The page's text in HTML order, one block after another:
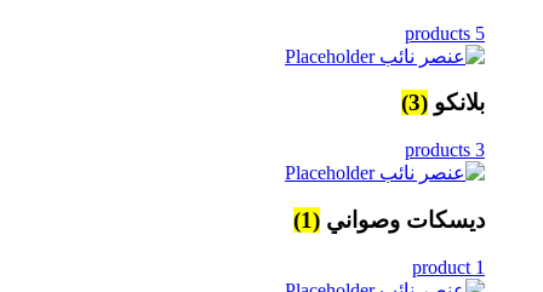
5 products
بلانكو (3)
3 products
ديسكات وصواني (1)
1 product